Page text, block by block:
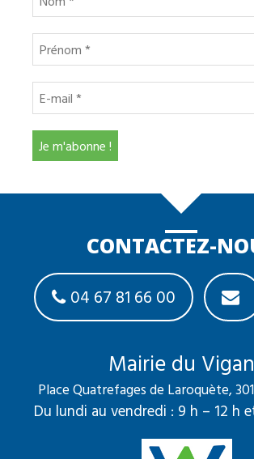
CONTACTEZ-
04 67 81 66 00
Mairie du Vigan
Place Quatrefages de Laroquète,
Du lundi au vendredi : 9 h – 12 h